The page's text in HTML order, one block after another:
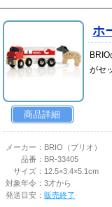
商品詳細
ホ
がセ
メーカー： BRIO（ブリオ）
品番： BR-33405
サイズ： 12.5×3.4×5.1cm
対象年令：3才から
発送目安：販売終了